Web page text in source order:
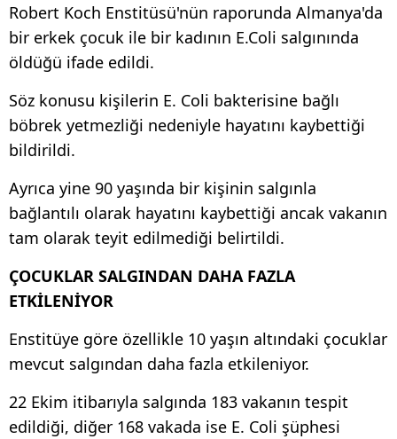
Robert Koch Enstitüsü'nün raporunda Almanya'da
bir erkek çocuk ile bir kadının E.Coli salgınında
öldüğü ifade edildi.
Söz konusu kişilerin E. Coli bakterisine bağlı
böbrek yetmezliği nedeniyle hayatını kaybettiği
bildirildi.
Ayrıca yine 90 yaşında bir kişinin salgınla
bağlantılı olarak hayatını kaybettiği ancak vakanın
tam olarak teyit edilmediği belirtildi.
ÇOCUKLAR SALGINDAN DAHA FAZLA
ETKİLENİYOR
Enstitüye göre özellikle 10 yaşın altındaki çocuklar
mevcut salgından daha fazla etkileniyor.
22 Ekim itibarıyla salgında 183 vakanın tespit
edildiği, diğer 168 vakada ise E. Coli şüphesi